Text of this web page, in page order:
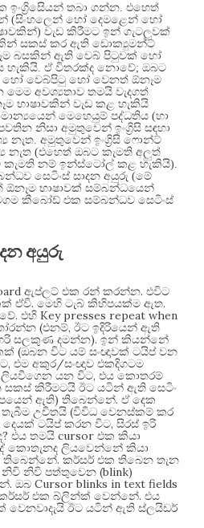
ඉංග්‍රිසිෙයන් තබා ගන්න එහෙත්
(සිංහලෙන් හෝ දෙමළෙන් හෝ
) වැඩ කිරීමට ඉන් ගැටලුවක්
සකස් කර ඇති ඩොක්‍යුමන්ට්
බසකින් ඇති වෙබ් පිටුවක් හෝ
හැකියි ඒ විතරක්ද නොවේ; ඔබට
වෙබ්පිටු හෝ වෙනත් ඕනෑම
අවශ්‍යතාව තමයි වැදගත්
භාෂාවකින් වැඩ කළ හැකියි
මෙහෙයුම් පද්ධතිය (හා
නිසා අමුතුවෙන් ඉංග්‍රිසි සඳහා
නැත අමුතුවෙන් ඉංග්‍රිසි ෆොන්ට්
නැත (එහෙත් ඔබට කැමති අලුත්
කැමති නම් ඉන්ස්ටෝල් කළ හැකියි).
සෙටිංස් සාදන අයුරු (මේ
භාෂාවක් සම්බන්ධයෙන්
කීබෝඩ් එක සම්බන්ධව සෙටිංස්
අයුරු
ඇප්ලට් එක රන් කරන්න. එවිට
ඒවි. මෙහි ටැබ් කිහිපයක්ම ඇත.
. එහි Key presses repeat when
(එනම්, ඊට ඉදිරියෙන් ඇති
සලකුණ දමන්න). ඉන් කියන්නේ
(ඔබන විට යම් සංඥාවක් ටයිප් වන
, එම අකුර/සංඥාව එකදිගටම
ලියවීගෙන යන විට, එය කොතරම්
කිරීමටයි ඊට යටින් ඇති සෙටිං
ඇති) තිබෙන්නේ. ඒ දෙක
උචිතයි (විවිධ වෙනස්කම් කර
දෙයක් ටයිප් කරන විට, සිරස් ඉරි
? එය තමයි cursor එක කියා
කොතැනද ලියවෙන්නේ කියා
තිබෙන්නේ. කර්සර් එක තිබෙන තැන
නිවි පත්තුවෙන (blink)
. ඔබ Cursor blinks in text fields
එක බ්ලින්ක් වෙන්නේ. එය
ඊට යටින් ඇති ස්ලයිඩර්